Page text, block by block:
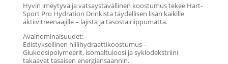
Hyvin imeytyvä ja vatsaystävällinen koostumus tekee Hart-
Sport Pro Hydration Drinkista täydellisen lisän kaikille
aktiivitreenaajille – lajista ja tasosta riippumatta.
Avainominaisuudet:
Edistyksellinen hiilihydraattikoostumus –
Glukoosipolymeerit, isomaltuloosi ja syklodekstriini
takaavat tasaisen energiansaannin.